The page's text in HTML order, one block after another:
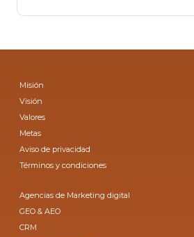
Misión
Visión
Valores
Metas
Aviso de privacidad
Términos y condiciones
Agencias de Marketing digital
GEO & AEO
CRM